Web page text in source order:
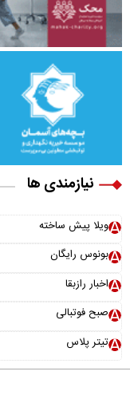
نیازمندی ها
ویلا پیش ساخته
بونوس رایگان
اخبار رازبقا
صبح فوتبالی
تیتر پلاس